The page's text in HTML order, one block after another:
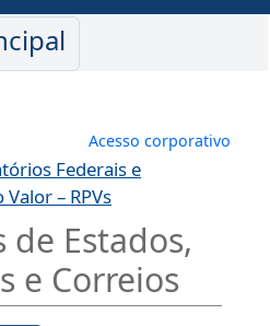
Menu de
Acesso corporativo
Federais e
– RPVs
de Estados,
e Correios